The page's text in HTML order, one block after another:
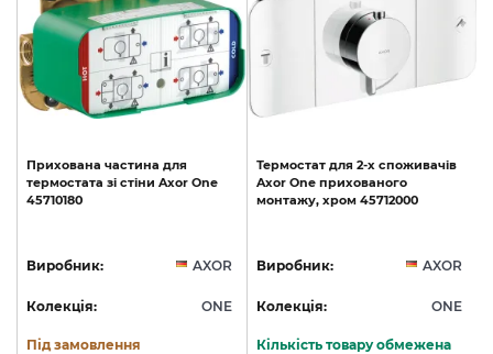
Прихована частина для
термостата зі стіни Axor One
45710180
Виробник: AXOR
Колекція: ONE
Під замовлення
Термостат для 2-х споживачів
Axor One прихованого
монтажу, хром 45712000
Виробник: AXOR
Колекція: ONE
Кількість товару обмежена